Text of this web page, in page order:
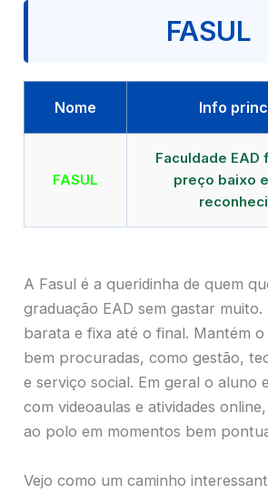
FASUL
Nome Info
FASUL
Faculdade EAD
preço baixo
A Fasul é a queridinha de quem
graduação EAD sem gastar muito.
barata e fixa até o final. Mantém
bem procuradas, como gestão,
e serviço social. Em geral o aluno
com videoaulas e atividades
ao polo em momentos bem
Vejo como um caminho